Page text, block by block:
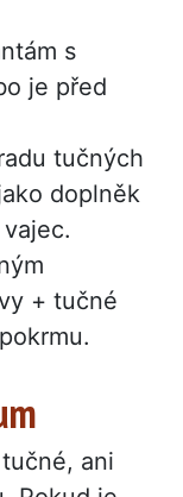
s
je před
tučných
doplněk
+ tučné
ani